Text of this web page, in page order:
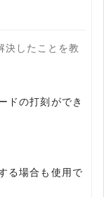
決したことを教
ドの打刻ができ
る場合も使用で